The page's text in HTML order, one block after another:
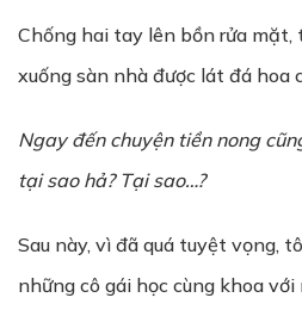
Chống hai tay lên bồn rửa mặt,
xuống sàn nhà được lát đá hoa
Ngay đến chuyện tiền nong
tại sao hả? Tại sao…?
Sau này, vì đã quá tuyệt vọng,
những cô gái học cùng khoa